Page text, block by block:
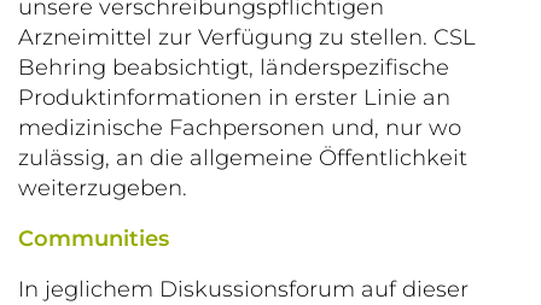
unsere verschreibungspflichtigen
Arzneimittel zur Verfügung zu stellen. CSL
Behring beabsichtigt, länderspezifische
Produktinformationen in erster Linie an
medizinische Fachpersonen und, nur wo
zulässig, an die allgemeine Öffentlichkeit
weiterzugeben.
Communities
In jeglichem Diskussionsforum auf dieser